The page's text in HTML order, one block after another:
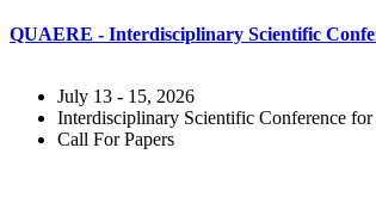
QUAERE - Interdisciplinary Scientific
July 13 - 15, 2026
Interdisciplinary Scientific Conference for
Call For Papers